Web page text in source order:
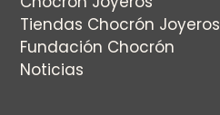
Tiendas Chocrón Joyeros
Fundación Chocrón
Noticias